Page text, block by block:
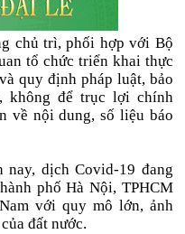
chủ trì, phối hợp với Bộ
tổ chức triển khai thực
quy định pháp luật, bảo
không để trục lợi chính
về nội dung, số liệu báo
nay, dịch Covid-19 đang
phố Hà Nội, TPHCM
với quy mô lớn, ảnh
đất nước.